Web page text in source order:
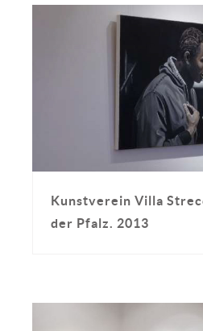
Kunstverein Villa
der Pfalz. 2013